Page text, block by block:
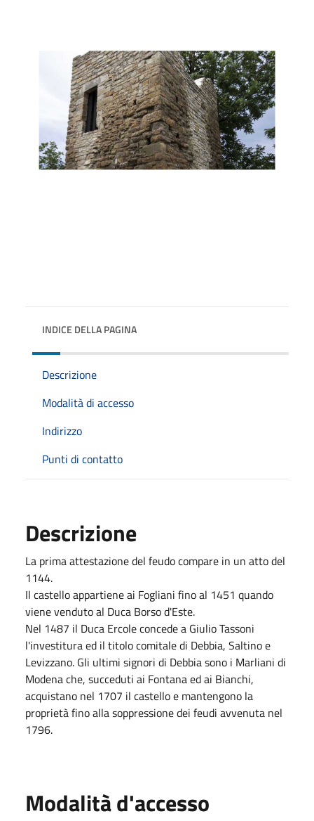
INDICE DELLA PAGINA
Descrizione
Modalità di accesso
Indirizzo
Punti di contatto
Descrizione
La prima attestazione del feudo compare in un atto del
1144.
Il castello appartiene ai Fogliani fino al 1451 quando
viene venduto al Duca Borso d'Este.
Nel 1487 il Duca Ercole concede a Giulio Tassoni
l'investitura ed il titolo comitale di Debbia, Saltino e
Levizzano. Gli ultimi signori di Debbia sono i Marliani di
Modena che, succeduti ai Fontana ed ai Bianchi,
acquistano nel 1707 il castello e mantengono la
proprietà fino alla soppressione dei feudi avvenuta nel
1796.
Modalità d'accesso